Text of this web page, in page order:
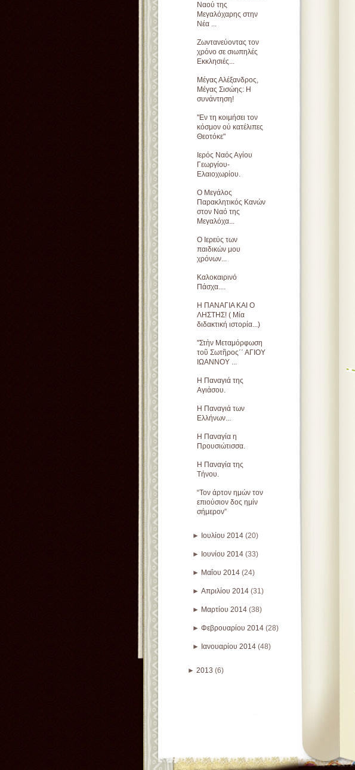
Ναού της
Μεγαλόχαρης στην
Νέα ...
Ζωντανεύοντας τον
χρόνο σε σιωπηλές
Εκκλησιές...
Μέγας Αλέξανδρος,
Μέγας Σισώης: Η
συνάντηση!
''Εν τη κοιμήσει τον
κόσμον ού κατέλιπες
Θεοτόκε"
Ιερός Ναός Αγίου
Γεωργίου-
Ελαιοχωρίου.
Ο Μεγάλος
Παρακλητικός Κανών
στον Ναό της
Μεγαλόχα...
Ο Ιερεύς των
παιδικών μου
χρόνων...
Καλοκαιρινό
Πάσχα....
Η ΠΑΝΑΓΙΑ ΚΑΙ Ο
ΛΗΣΤΗΣ! ( Μία
διδακτική ιστορία...)
''Στὴν Μεταμόρφωση
τοῦ Σωτῆρος΄΄ ΑΓΙΟΥ
ΙΩΑΝΝΟΥ ...
Η Παναγιά της
Αγιάσου.
Η Παναγιά των
Ελλήνων...
Η Παναγία η
Προυσιώτισσα.
Η Παναγία της
Τήνου.
“Τον άρτον ημών τον
επιούσιον δος ημίν
σήμερον”
► Ιουλίου 2014 (20)
► Ιουνίου 2014 (33)
► Μαΐου 2014 (24)
► Απριλίου 2014 (31)
► Μαρτίου 2014 (38)
► Φεβρουαρίου 2014 (28)
► Ιανουαρίου 2014 (48)
► 2013 (6)